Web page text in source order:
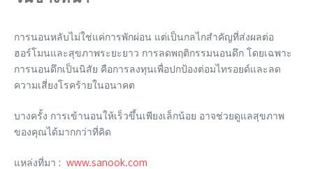
การนอนหลับไม่ใช่แค่การพักผ่อน แต่เป็นกลไกสำคัญที่ส่งผลต่อ
ฮอร์โมนและสุขภาพระยะยาว การลดพฤติกรรมนอนดึก โดยเฉพาะ
การนอนดึกเป็นนิสัย คือการลงทุนเพื่อปกป้องต่อมไทรอยด์และลด
ความเสี่ยงโรคร้ายในอนาคต
บางครั้ง การเข้านอนให้เร็วขึ้นเพียงเล็กน้อย อาจช่วยดูแลสุขภาพ
ของคุณได้มากกว่าที่คิด
แหล่งที่มา : www.sanook.com